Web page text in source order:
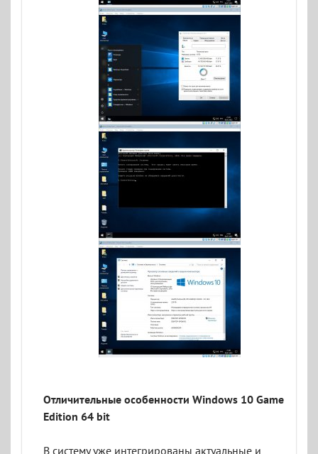
Отличительные особенности Windows 10 Game
Edition 64 bit
В систему уже интегрированы актуальные и